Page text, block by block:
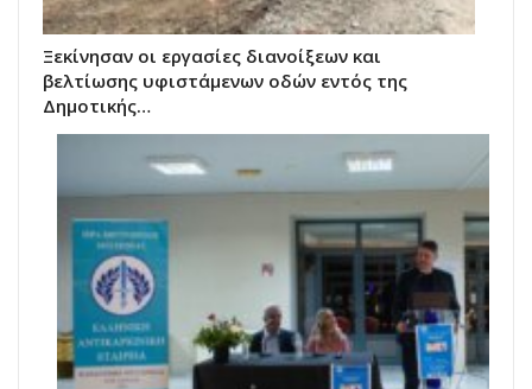
Ξεκίνησαν οι εργασίες διανοίξεων και
βελτίωσης υφιστάμενων οδών εντός της
Δημοτικής…